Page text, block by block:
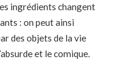
ingrédients changent
: on peut ainsi
des objets de la vie
et le comique.